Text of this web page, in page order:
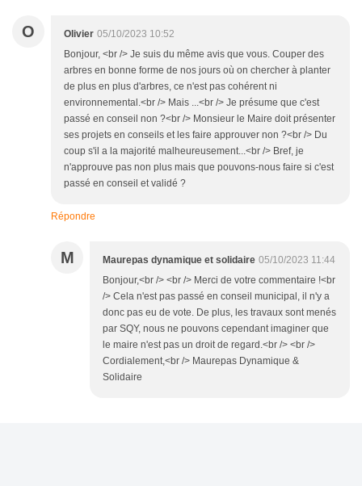
O Olivier 05/10/2023 10:52
Bonjour, <br /> Je suis du même avis que vous. Couper des
arbres en bonne forme de nos jours où on chercher à planter
de plus en plus d'arbres, ce n'est pas cohérent ni
environnemental.<br /> Mais ...<br /> Je présume que c'est
passé en conseil non ?<br /> Monsieur le Maire doit présenter
ses projets en conseils et les faire approuver non ?<br /> Du
coup s'il a la majorité malheureusement...<br /> Bref, je
n'approuve pas non plus mais que pouvons-nous faire si c'est
passé en conseil et validé ?
Répondre
M Maurepas dynamique et solidaire 05/10/2023 11:44
Bonjour,<br /> <br /> Merci de votre commentaire !<br
/> Cela n'est pas passé en conseil municipal, il n'y a
donc pas eu de vote. De plus, les travaux sont menés
par SQY, nous ne pouvons cependant imaginer que
le maire n'est pas un droit de regard.<br /> <br />
Cordialement,<br /> Maurepas Dynamique &
Solidaire